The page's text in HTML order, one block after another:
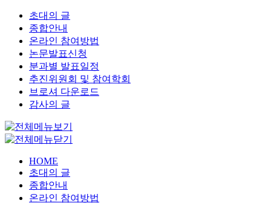
초대의 글
종합안내
온라인 참여방법
논문발표신청
분과별 발표일정
추진위원회 및 참여학회
브로셔 다운로드
감사의 글
HOME
초대의 글
종합안내
온라인 참여방법